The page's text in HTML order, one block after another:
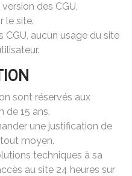
des CGU,
le site.
CGU, aucun usage du site
sont réservés aux
de 15 ans.
une justification de
moyen.
techniques à sa
au site 24 heures sur